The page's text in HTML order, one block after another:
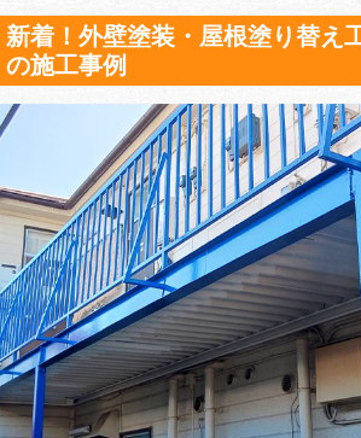
新着！外壁塗装・屋根塗り替え
の施工事例